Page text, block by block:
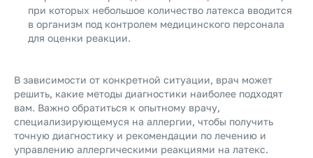
при которых небольшое количество латекса вводится
в организм под контролем медицинского персонала
для оценки реакции.
В зависимости от конкретной ситуации, врач может
решить, какие методы диагностики наиболее подходят
вам. Важно обратиться к опытному врачу,
специализирующемуся на аллергии, чтобы получить
точную диагностику и рекомендации по лечению и
управлению аллергическими реакциями на латекс.